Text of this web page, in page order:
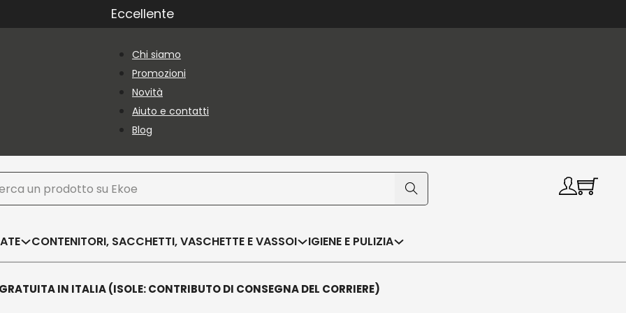
Eccellente
Chi siamo
Promozioni
Novità
Aiuto e contatti
Blog
CONTENITORI, SACCHETTI, VASCHETTE E VASSOI IGIENE E PULIZIA
IN ITALIA (ISOLE: CONTRIBUTO DI CONSEGNA DEL CORRIERE)